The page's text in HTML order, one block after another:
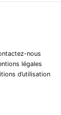
nous
légales
d’utilisation